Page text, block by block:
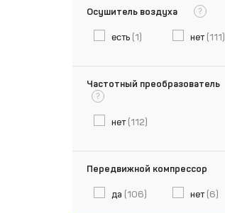
Осушитель воздуха ?
есть (1) нет (111)
Частотный преобразователь
?
нет (112)
Передвижной компрессор
да (106) нет (6)